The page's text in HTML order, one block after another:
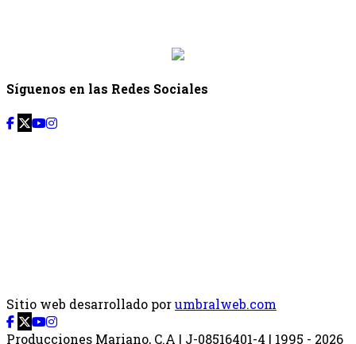
Síguenos en las Redes Sociales
Sitio web desarrollado porumbralweb.com
Producciones Mariano, C.A | J-08516401-4 | 1995 - 2026